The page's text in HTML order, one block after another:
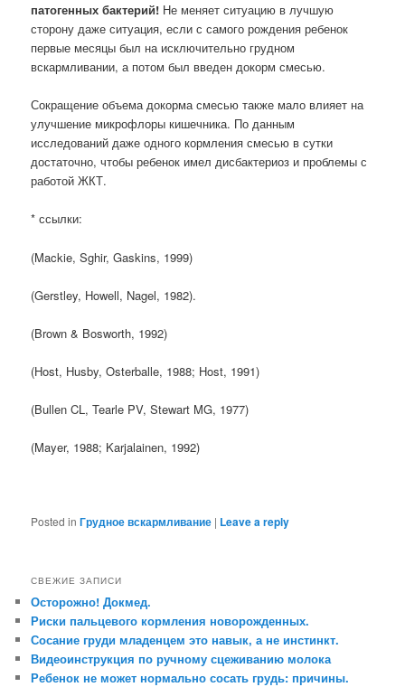
патогенных бактерий! Не меняет ситуацию в лучшую
сторону даже ситуация, если с самого рождения ребенок
первые месяцы был на исключительно грудном
вскармливании, а потом был введен докорм смесью.
Сокращение объема докорма смесью также мало влияет на
улучшение микрофлоры кишечника. По данным
исследований даже одного кормления смесью в сутки
достаточно, чтобы ребенок имел дисбактериоз и проблемы с
работой ЖКТ.
* ссылки:
(Mackie, Sghir, Gaskins, 1999)
(Gerstley, Howell, Nagel, 1982).
(Brown & Bosworth, 1992)
(Host, Husby, Osterballe, 1988; Host, 1991)
(Bullen CL, Tearle PV, Stewart MG, 1977)
(Mayer, 1988; Karjalainen, 1992)
Posted in Грудное вскармливание | Leave a reply
СВЕЖИЕ ЗАПИСИ
Осторожно! Докмед.
Риски пальцевого кормления новорожденных.
Сосание груди младенцем это навык, а не инстинкт.
Видеоинструкция по ручному сцеживанию молока
Ребенок не может нормально сосать грудь: причины.